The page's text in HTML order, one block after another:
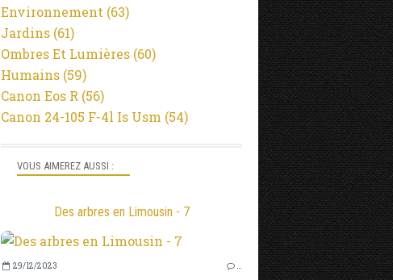
VOUS AIMEREZ AUSSI :
Des arbres en Limousin - 7
29/12/2023 …
Environnement (63)
Jardins (61)
Ombres Et Lumières (60)
Humains (59)
Canon Eos R (56)
Canon 24-105 F-4l Is Usm (54)